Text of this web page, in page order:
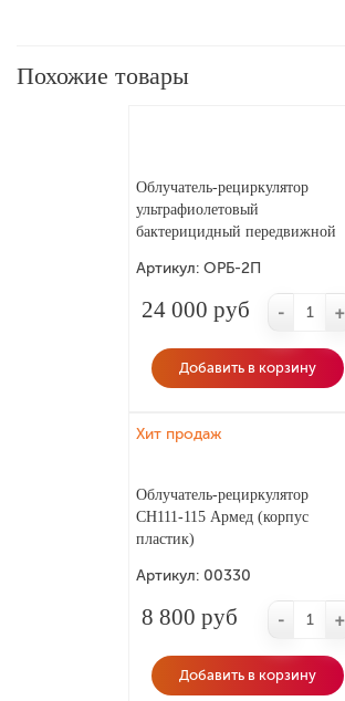
Похожие товары
Облучатель-рециркулятор
ультрафиолетовый
бактерицидный передвижной
Артикул: ОРБ-2П
24 000 руб - +
Добавить в корзину
Хит продаж
Облучатель-рециркулятор
CH111-115 Армед (корпус
пластик)
Артикул: 00330
8 800 руб - +
Добавить в корзину